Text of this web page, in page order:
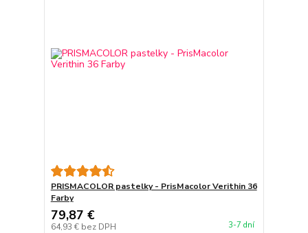
PRISMACOLOR pastelky - PrisMacolor Verithin 36
Farby
79,87 €
64,93 € bez DPH 3-7 dní